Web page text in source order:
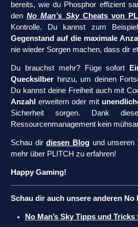
bereits, wie du Phosphor effizient
denNo Man’s SkyCheats von
Kontrolle. Du kannst zum
Gegenstand auf die maximale
nie wieder Sorgen machen, dass dir
Du brauchst mehr? Füge sofort
Quecksilber hinzu, um deinen
Du kannst deine Freiheit auch mit
Anzahl erweitern oder mit
Sicherheit sorgen. Dank
Ressourcenmanagement kein
Schau dirdiesen Blogund unseren
mehr über PLITCH zu erfahren!
Happy Gaming!
Schau dir auch unsere anderen No
No Man’s Sky Tipps und